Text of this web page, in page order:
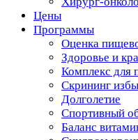
Цены
Программы
Оценка
Здоровье и
Комплекс для
Скрининг
Долголетие
Спортивный
Баланс